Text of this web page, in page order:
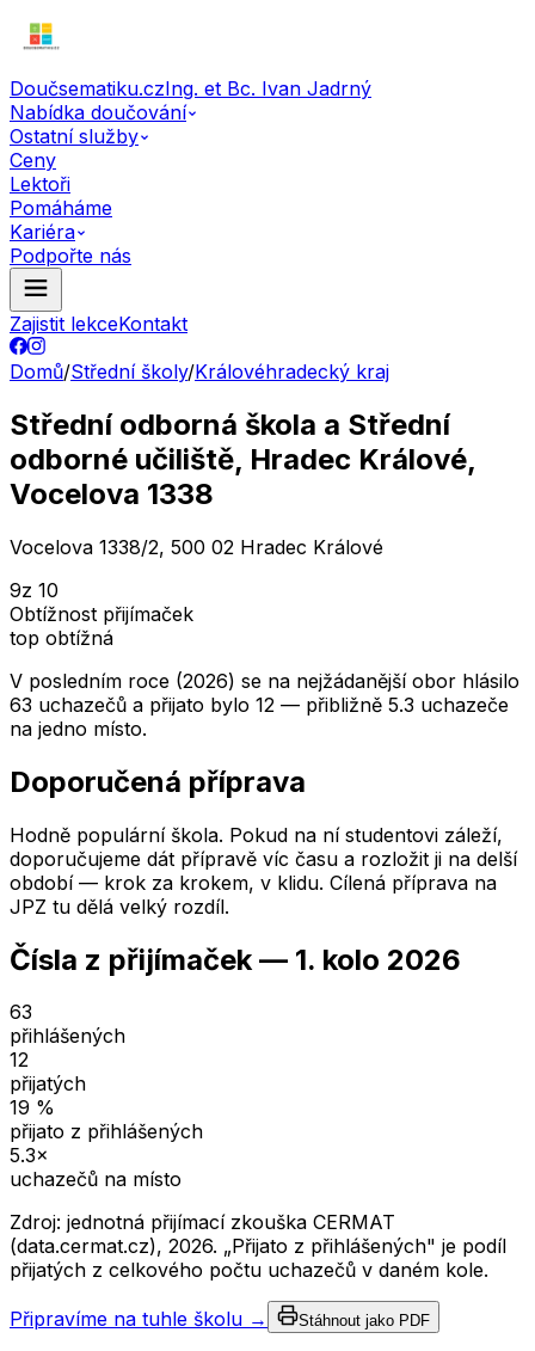
Doučsematiku.czIng. et Bc. Ivan Jadrný
Nabídka doučování
Ostatní služby
Ceny
Lektoři
Pomáháme
Kariéra
Podpořte nás
Zajistit lekceKontakt
Domů/Střední školy/Královéhradecký kraj
Střední odborná škola a Střední
odborné učiliště, Hradec Králové,
Vocelova 1338
Vocelova 1338/2, 500 02 Hradec Králové
9z 10
Obtížnost přijímaček
top obtížná
V posledním roce (2026) se na nejžádanější obor hlásilo
63 uchazečů a přijato bylo 12 — přibližně 5.3 uchazeče
na jedno místo.
Doporučená příprava
Hodně populární škola. Pokud na ní studentovi záleží,
doporučujeme dát přípravě víc času a rozložit ji na delší
období — krok za krokem, v klidu. Cílená příprava na
JPZ tu dělá velký rozdíl.
Čísla z přijímaček — 1. kolo 2026
63
přihlášených
12
přijatých
19 %
přijato z přihlášených
5.3×
uchazečů na místo
Zdroj: jednotná přijímací zkouška CERMAT
(data.cermat.cz), 2026. „Přijato z přihlášených" je podíl
přijatých z celkového počtu uchazečů v daném kole.
Připravíme na tuhle školu → Stáhnout jako PDF